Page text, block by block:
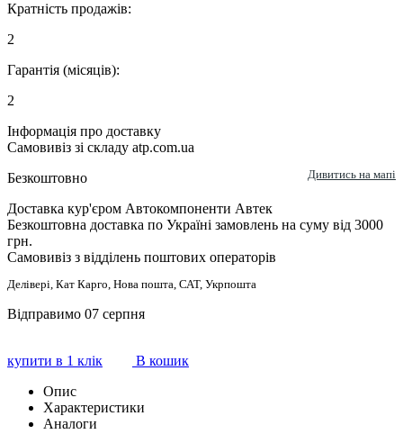
Кратність продажів:
2
Гарантія (місяців):
2
Інформація про доставку
Самовивіз зі складу atp.com.ua
Безкоштовно
Дивитись на мапі
Доставка кур'єром Автокомпоненти Автек
Безкоштовна доставка по Україні замовлень на суму від 3000
грн.
Самовивіз з відділень поштових операторів
Делівері, Кат Карго, Нова пошта, САТ, Укрпошта
Відправимо 07 серпня
купити в 1 клік
В кошик
Опис
Характеристики
Аналоги